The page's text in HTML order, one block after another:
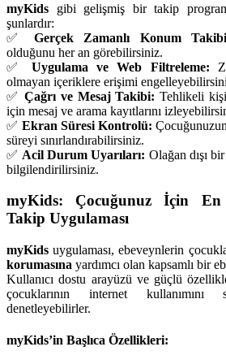
myKids gibi gelişmiş bir takip
şunlardır:
✅Gerçek Zamanlı Konum
olduğunu her an görebilirsiniz.
✅ Uygulama ve Web Filtreleme:
olmayan içeriklere erişimi
✅ Çağrı ve Mesaj Takibi: Tehlikeli
için mesaj ve arama kayıtlarını
✅ Ekran Süresi Kontrolü:
süreyi sınırlandırabilirsiniz.
✅ Acil Durum Uyarıları: Olağan dışı
bilgilendirilirsiniz.
myKids: Çocuğunuz İçin En
Takip Uygulaması
myKids uygulaması, ebeveynlerin
korumasına yardımcı olan kapsamlı bir
Kullanıcı dostu arayüzü ve güçlü
çocuklarının internet
denetleyebilirler.
myKids’in Başlıca Özellikleri: